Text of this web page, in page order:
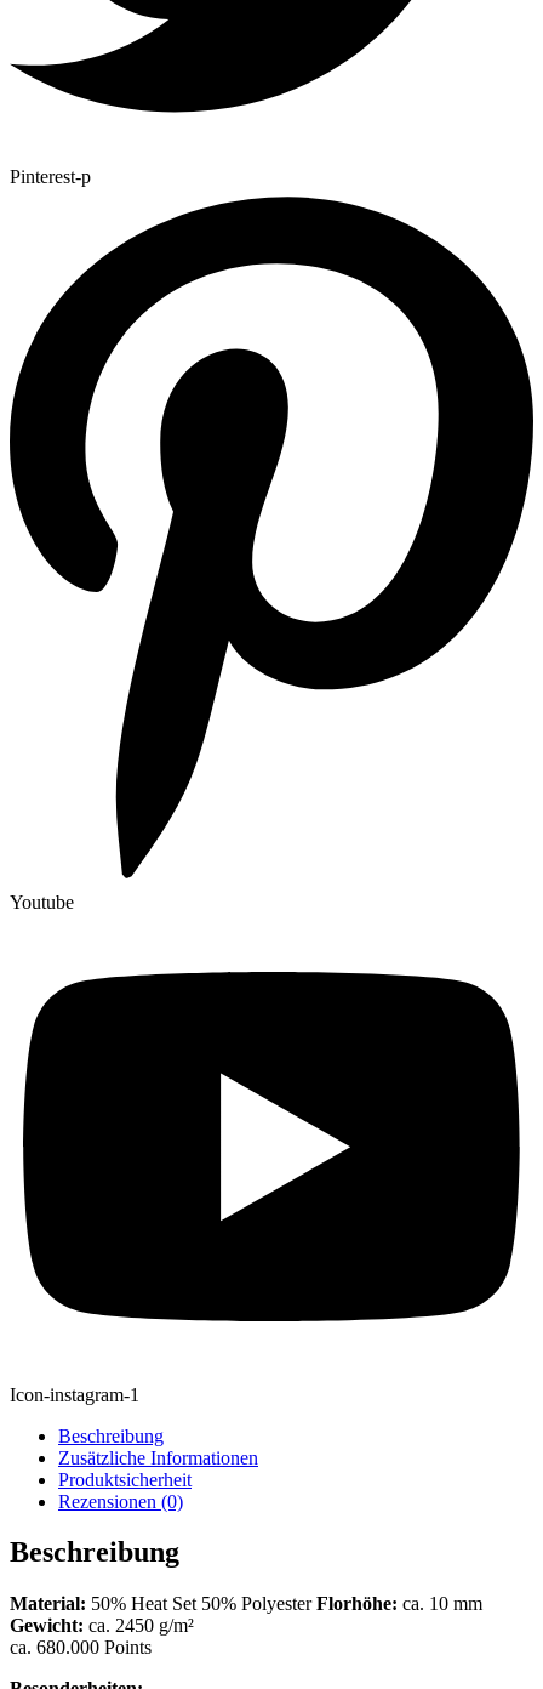
Pinterest-p
Youtube
Icon-instagram-1
Beschreibung
Zusätzliche Informationen
Produktsicherheit
Rezensionen (0)
Beschreibung
Material: 50% Heat Set 50% PolyesterFlorhöhe: ca. 10 mm
Gewicht: ca. 2450 g/m²
ca. 680.000 Points